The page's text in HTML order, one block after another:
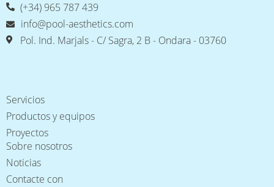
(+34) 965 787 439
info@pool-aesthetics.com
Pol. Ind. Marjals - C/ Sagra, 2 B - Ondara - 03760
Servicios
Productos y equipos
Proyectos
Sobre nosotros
Noticias
Contacte con